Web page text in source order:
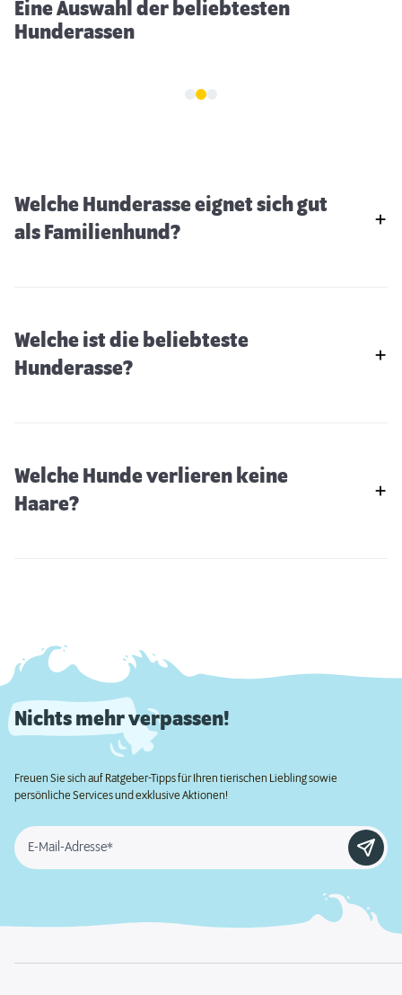
Eine Auswahl der beliebtesten
Hunderassen
Welche Hunderasse eignet sich gut
als Familienhund?
Welche ist die beliebteste
Hunderasse?
Welche Hunde verlieren keine
Haare?
Nichts mehr verpassen!
Freuen Sie sich auf Ratgeber-Tipps für Ihren tierischen Liebling sowie
persönliche Services und exklusive Aktionen!
E-Mail-Adresse*